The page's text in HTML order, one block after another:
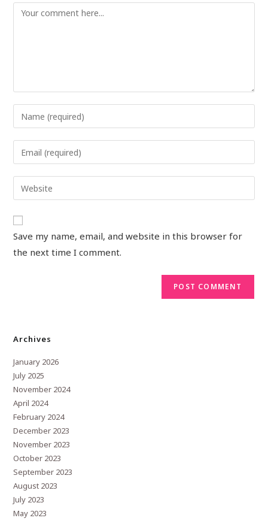
Save my name, email, and website in this browser for
the next time I comment.
Archives
January 2026
July 2025
November 2024
April 2024
February 2024
December 2023
November 2023
October 2023
September 2023
August 2023
July 2023
May 2023